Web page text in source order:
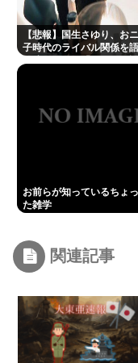
【悲報】国生さゆり、お
子時代のライバル関係を
お前らが知っているちょ
た雑学
関連記事